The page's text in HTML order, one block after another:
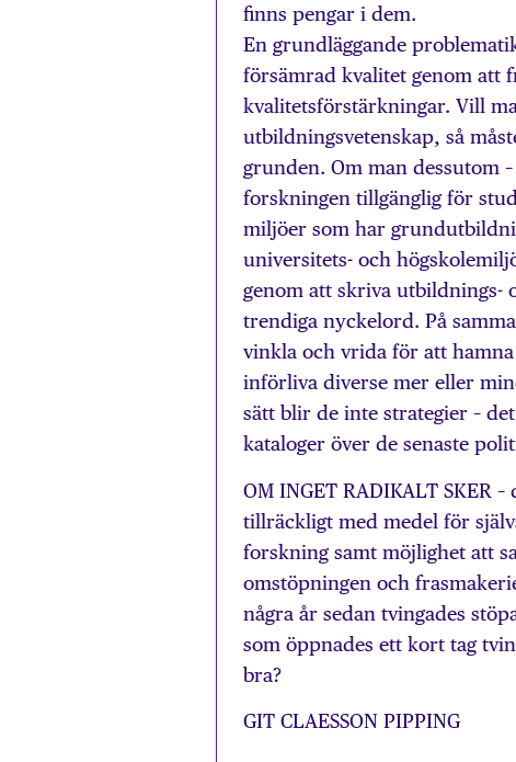
finns pengar i dem.
En grundläggande
försämrad kvalitet genom att
kvalitetsförstärkningar. Vill
utbildningsvetenskap, så
grunden. Om man dessutom
forskningen tillgänglig för
miljöer som har
universitets- och
genom att skriva utbildnings-
trendiga nyckelord. På
vinkla och vrida för att
införliva diverse mer eller
sätt blir de inte strategier –
kataloger över de senaste
OM INGET RADIKALT SKER
tillräckligt med medel för
forskning samt möjlighet att
omstöpningen och
några år sedan tvingades
som öppnades ett kort tag
bra?
GIT CLAESSON PIPPING